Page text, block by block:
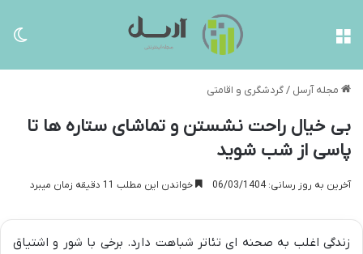
مجله آرسل /گردشگری و اقامتی
بی خیال راحت نشستن و تماشای ستاره ها تا
پاسی از شب شوید
آخرین به روز رسانی: 06/03/1404 خواندن این مطلب 11 دقیقه زمان میبرد
زندگی اغلب به صحنه ای تئاتر شباهت دارد. برخی با شور و اشتیاق